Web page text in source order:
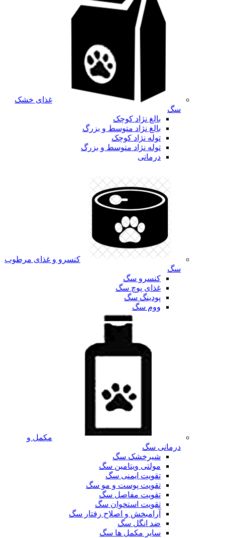
غذای خشک
سگ
بالغ نژاد کوچک
بالغ نژاد متوسط و بزرگ
توله نژاد کوچک
توله نژاد متوسط و بزرگ
درمانی
کنسرو و غذای مرطوب
سگ
کنسرو سگ
غذای پوچ سگ
پودینگ سگ
ووم سگ
مکمل و
درمانی سگ
شیرخشک سگ
مولتی ویتامین سگ
تقویت ایمنی سگ
تقویت پوست و مو سگ
تقویت مفاصل سگ
تقویت استخوان سگ
آرامبخش و اصلاح رفتار سگ
ضد انگل سگ
سایر مکمل ها سگ